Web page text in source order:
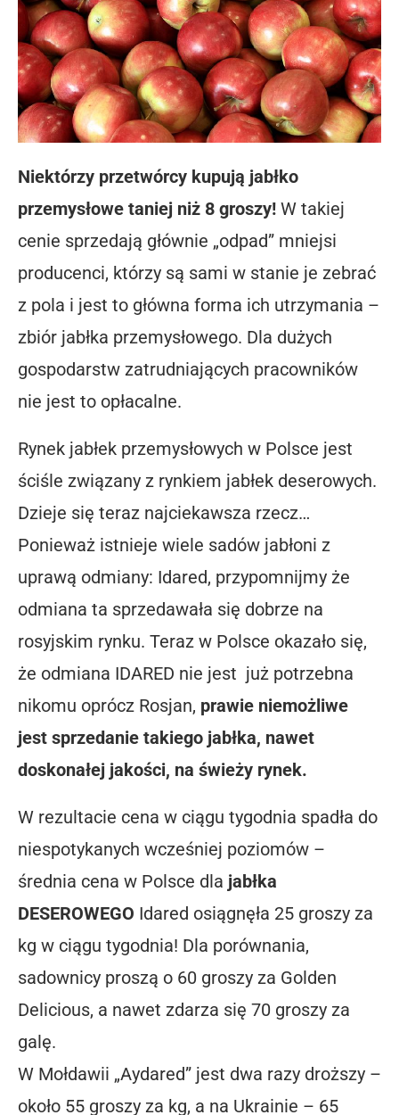
Niektórzy przetwórcy kupują jabłko
przemysłowe taniej niż 8 groszy! W takiej
cenie sprzedają głównie „odpad” mniejsi
producenci, którzy są sami w stanie je zebrać
z pola i jest to główna forma ich utrzymania –
zbiór jabłka przemysłowego. Dla dużych
gospodarstw zatrudniających pracowników
nie jest to opłacalne.
Rynek jabłek przemysłowych w Polsce jest
ściśle związany z rynkiem jabłek deserowych.
Dzieje się teraz najciekawsza rzecz…
Ponieważ istnieje wiele sadów jabłoni z
uprawą odmiany: Idared, przypomnijmy że
odmiana ta sprzedawała się dobrze na
rosyjskim rynku. Teraz w Polsce okazało się,
że odmiana IDARED nie jest już potrzebna
nikomu oprócz Rosjan, prawie niemożliwe
jest sprzedanie takiego jabłka, nawet
doskonałej jakości, na świeży rynek.
W rezultacie cena w ciągu tygodnia spadła do
niespotykanych wcześniej poziomów –
średnia cena w Polsce dla jabłka
DESEROWEGO Idared osiągnęła 25 groszy za
kg w ciągu tygodnia! Dla porównania,
sadownicy proszą o 60 groszy za Golden
Delicious, a nawet zdarza się 70 groszy za
galę.
W Mołdawii „Aydared” jest dwa razy droższy –
około 55 groszy za kg, a na Ukrainie – 65